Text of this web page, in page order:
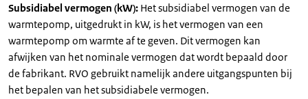
Subsidiabel vermogen (kW): Het subsidiabel vermogen van de
warmtepomp, uitgedrukt in kW, is het vermogen van een
warmtepomp om warmte af te geven. Dit vermogen kan
afwijken van het nominale vermogen dat wordt bepaald door
de fabrikant. RVO gebruikt namelijk andere uitgangspunten bij
het bepalen van het subsidiabele vermogen.